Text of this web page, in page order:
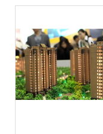
区构想